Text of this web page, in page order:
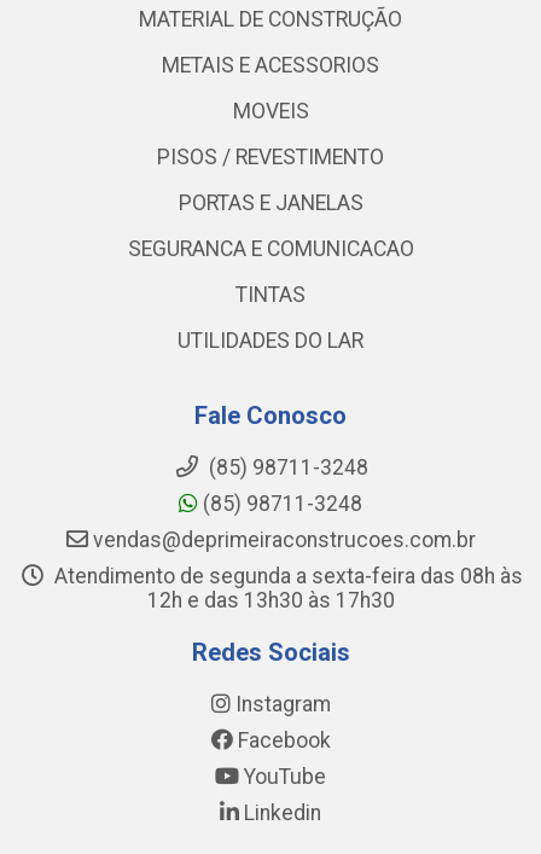
MATERIAL DE CONSTRUÇÃO
METAIS E ACESSORIOS
MOVEIS
PISOS / REVESTIMENTO
PORTAS E JANELAS
SEGURANCA E COMUNICACAO
TINTAS
UTILIDADES DO LAR
Fale Conosco
(85) 98711-3248
(85) 98711-3248
vendas@deprimeiraconstrucoes.com.br
Atendimento de segunda a sexta-feira das 08h às
12h e das 13h30 às 17h30
Redes Sociais
Instagram
Facebook
YouTube
Linkedin